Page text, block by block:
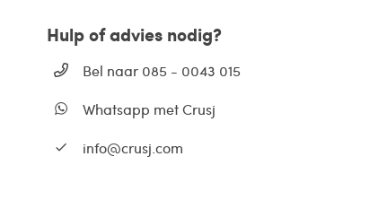
Hulp of advies nodig?
Bel naar 085 - 0043 015
Whatsapp met Crusj
info@crusj.com